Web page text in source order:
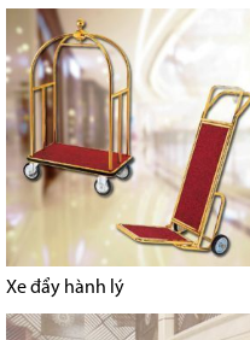
Xe đẩy hành lý